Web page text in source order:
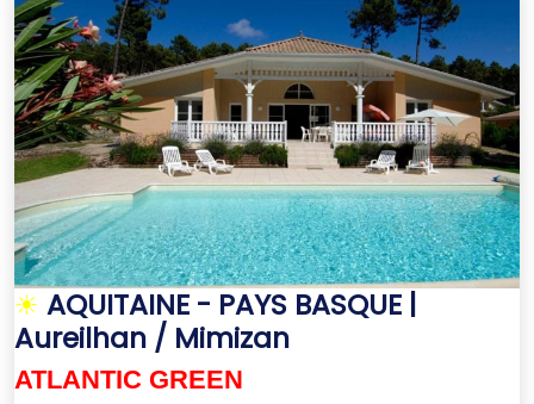
☀ AQUITAINE - PAYS BASQUE |
Aureilhan / Mimizan
ATLANTIC GREEN